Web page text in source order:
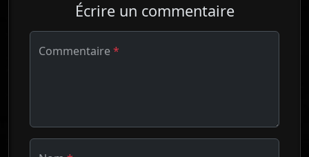
Écrire un commentaire
Commentaire*